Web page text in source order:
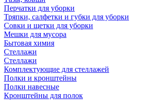
Перчатки для уборки
Тряпки, салфетки и губки для уборки
Совки и щетки для уборки
Мешки для мусора
Бытовая химия
Стеллажи
Стеллажи
Комплектующие для стеллажей
Полки и кронштейны
Полки навесные
Кронштейны для полок